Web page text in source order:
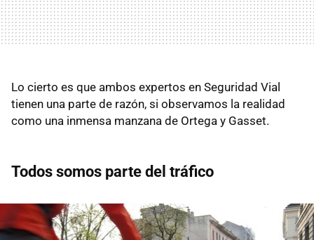
Lo cierto es que ambos expertos en Seguridad Vial
tienen una parte de razón, si observamos la realidad
como una inmensa manzana de Ortega y Gasset.
Todos somos parte del tráfico